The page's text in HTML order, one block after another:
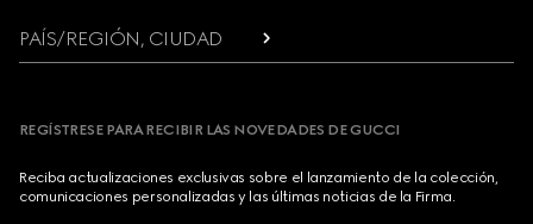
PAÍS/REGIÓN, CIUDAD
REGÍSTRESE PARA RECIBIR LAS NOVEDADES DE GUCCI
Reciba actualizaciones exclusivas sobre el lanzamiento de la colección,
comunicaciones personalizadas y las últimas noticias de la Firma.